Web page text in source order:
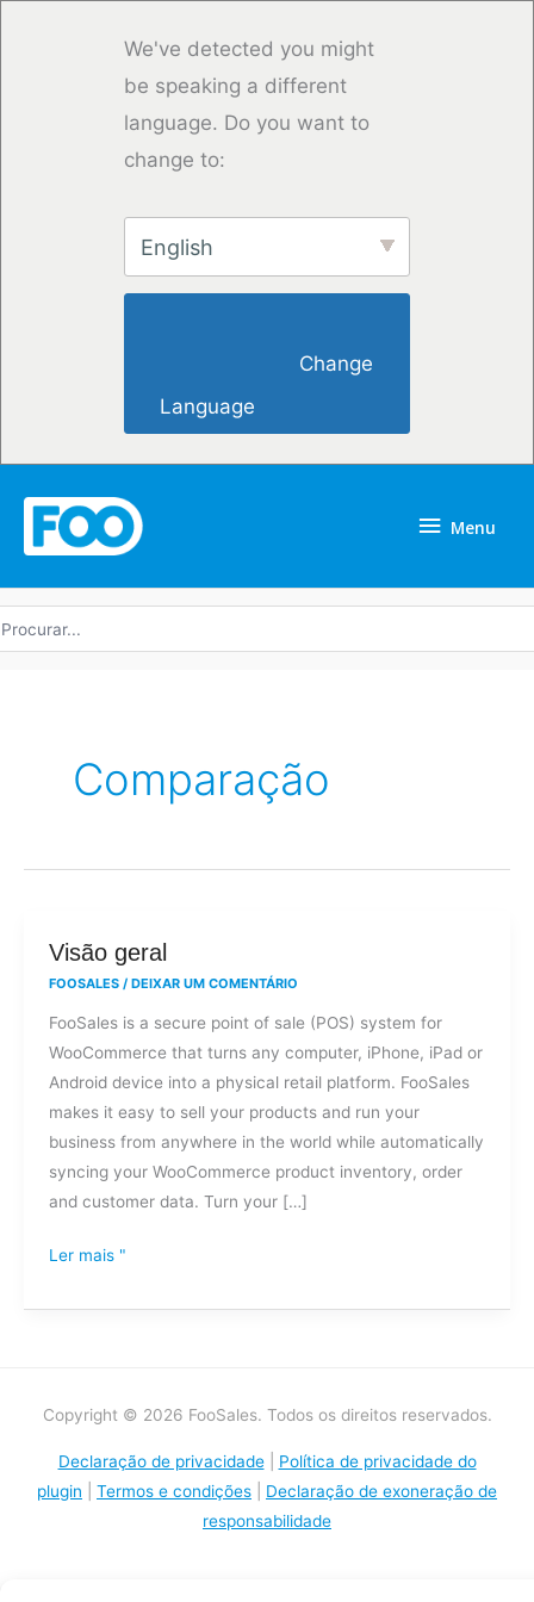
We've detected you might
be speaking a different
language. Do you want to
change to:
English
Language
Menu
Comparação
Visão geral
FOOSALES / DEIXAR UM COMENTÁRIO
FooSales is a secure point of sale (POS) system for
WooCommerce that turns any computer, iPhone, iPad or
Android device into a physical retail platform. FooSales
makes it easy to sell your products and run your
business from anywhere in the world while automatically
syncing your WooCommerce product inventory, order
and customer data. Turn your […]
Visão
geral
Ler mais "
Copyright © 2026 FooSales. Todos os direitos reservados.
Declaração de privacidade| Política de privacidade do
plugin
Termos e condições
Declaração de exoneração de
responsabilidade